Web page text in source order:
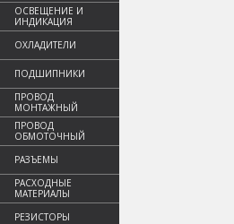
ОСВЕЩЕНИЕ И
ИНДИКАЦИЯ
ОХЛАДИТЕЛИ
ПОДШИПНИКИ
ПРОВОД
МОНТАЖНЫЙ
ПРОВОД
ОБМОТОЧНЫЙ
РАЗЪЕМЫ
РАСХОДНЫЕ
МАТЕРИАЛЫ
РЕЗИСТОРЫ